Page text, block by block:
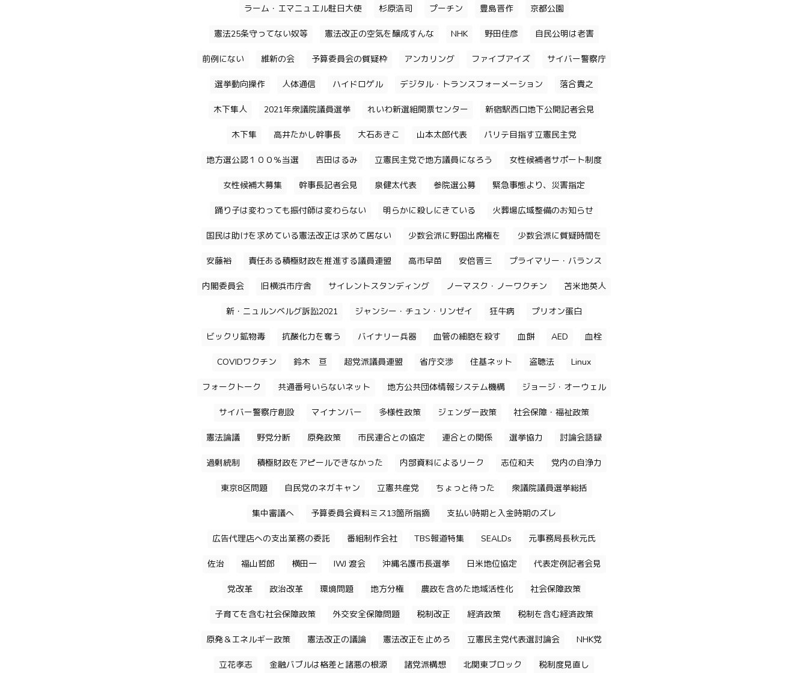
ラーム・エマニュエル駐日大使 杉原浩司 プーチン 豊島晋作 京都公園
憲法25条守ってない奴等 憲法改正の空気を醸成すんな NHK 野田佳彦 自民公明は老害
前例にない 維新の会 予算委員会の質疑枠 アンカリング ファイブアイズ サイバー警察庁
選挙動向操作 人体通信 ハイドロゲル デジタル・トランスフォーメーション 落合貴之
木下隼人 2021年衆議院議員選挙 れいわ新選組開票センター 新宿駅西口地下公開記者会見
木下隼 高井たかし幹事長 大石あきこ 山本太郎代表 パリテ目指す立憲民主党
地方選公認１００％当選 吉田はるみ 立憲民主党で地方議員になろう 女性候補者サポート制度
女性候補大募集 幹事長記者会見 泉健太代表 参院選公募 緊急事態より、災害指定
踊り子は変わっても振付師は変わらない 明らかに殺しにきている 火葬場広域整備のお知らせ
国民は助けを求めている憲法改正は求めて居ない 少数会派に野国出席権を 少数会派に質疑時間を
安藤裕 責任ある積極財政を推進する議員連盟 高市早苗 安倍晋三 プライマリー・バランス
内閣委員会 旧横浜市庁舎 サイレントスタンディング ノーマスク・ノーワクチン 苫米地英人
新・ニュルンベルグ訴訟2021 ジャンシー・チュン・リンゼイ 狂牛病 プリオン蛋白
ビックリ鉱物毒 抗酸化力を奪う バイナリー兵器 血管の細胞を殺す 血餅 AED 血栓
COVIDワクチン 鈴木 亘 超党派議員連盟 省庁交渉 住基ネット 盗聴法 Linux
フォークトーク 共通番号いらないネット 地方公共団体情報システム機構 ジョージ・オーウェル
サイバー警察庁創設 マイナンバー 多様性政策 ジェンダー政策 社会保障・福祉政策
憲法論議 野党分断 原発政策 市民連合との協定 連合との関係 選挙協力 討論会語録
過剰統制 積極財政をアピールできなかった 内部資料によるリーク 志位和夫 党内の自浄力
東京8区問題 自民党のネガキャン 立憲共産党 ちょっと待った 衆議院議員選挙総括
集中審議へ 予算委員会資料ミス13箇所指摘 支払い時期と入金時期のズレ
広告代理店への支出業務の委託 番組制作会社 TBS報道特集 SEALDs 元事務局長秋元氏
佐治 福山哲郎 横田一 IWJ 渡会 沖縄名護市長選挙 日米地位協定 代表定例記者会見
党改革 政治改革 環境問題 地方分権 農政を含めた地域活性化 社会保障政策
子育てを含む社会保障政策 外交安全保障問題 税制改正 経済政策 税制を含む経済政策
原発＆エネルギー政策 憲法改正の議論 憲法改正を止めろ 立憲民主党代表選討論会 NHK党
立花孝志 金融バブルは格差と諸悪の根源 諸党派構想 北関東ブロック 税制度見直し